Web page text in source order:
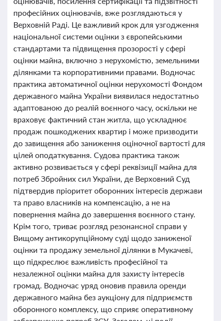
професійних оцінювачів, вже розглядаються у
Верховній Раді. Це важливий крок для узгодження
національної системи оцінки з європейськими
стандартами та підвищення прозорості у сфері
оцінки майна, включно з нерухомістю, земельними
ділянками та корпоративними правами. Водночас
практика автоматичної оцінки нерухомості Фондом
державного майна України виявилася недостатньо
адаптованою до реалій воєнного часу, оскільки не
враховує фактичний стан житла, що ускладнює
продаж пошкоджених квартир і може призводити
до завищення або заниження оціночної вартості для
цілей оподаткування. Судова практика також
активно розвивається у сфері реквізиції майна для
потреб Збройних сил України, де Верховний Суд
підтвердив пріоритет оборонних інтересів держави
та право власників на компенсацію, а не на
повернення майна до завершення воєнного стану.
Крім того, триває розгляд резонансної справи у
Вищому антикорупційному суді щодо заниженої
оцінки та продажу земельної ділянки в Мукачеві,
що підкреслює важливість професійної та
незалежної оцінки майна для захисту інтересів
громад. Водночас уряд оновив правила оренди
державного майна без аукціону для підприємств
оборонного комплексу, що сприяє оперативному